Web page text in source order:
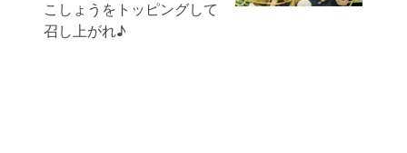
こしょうをトッピングして
召し上がれ♪